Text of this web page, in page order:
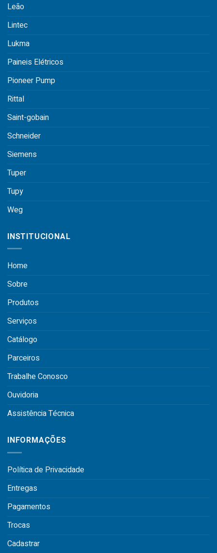
Leão
Lintec
Lukma
Paineis Elétricos
Pioneer Pump
Rittal
Saint-gobain
Schneider
Siemens
Tuper
Tupy
Weg
INSTITUCIONAL
Home
Sobre
Produtos
Serviços
Catálogo
Parceiros
Trabalhe Conosco
Ouvidoria
Assistência Técnica
INFORMAÇÕES
Política de Privacidade
Entregas
Pagamentos
Trocas
Cadastrar